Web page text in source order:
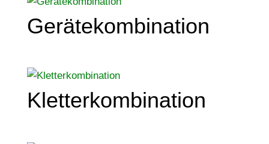
Gerätekombination
Kletterkombination